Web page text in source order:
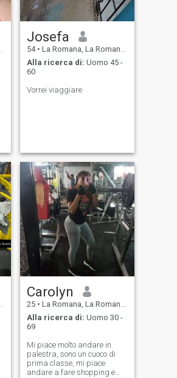
Josefa
54 • La Romana, La Romana, Rep. Dominicana
Alla ricerca di: Uomo 45 -
60
Vorrei viaggiare
Carolyn
25 • La Romana, La Romana, Rep. Dominicana
Alla ricerca di: Uomo 30 -
69
Mi piace molto andare in
palestra, sono un cuoco di
prima classe, mi piace
andare a fare shopping e